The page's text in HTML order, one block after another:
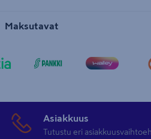
Maksutavat
Asiakkuus
Tutustu eri